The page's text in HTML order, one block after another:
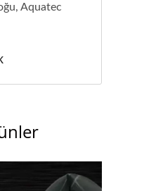
Aquatec